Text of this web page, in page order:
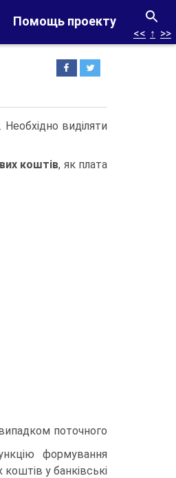
Помощь проекту
<< ↑ >>
виділяти
коштів, як плата
поточного
форму­вання
у банківські